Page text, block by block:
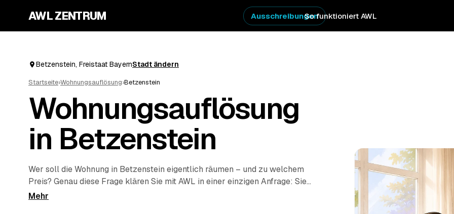
AWL ZENTRUM So funktioniert AWL
Ausschreibungen
Betzenstein, Freistaat BayernStadt ändern
Startseite›Wohnungsauflösung›Betzenstein
Wohnungsauflösung
in Betzenstein
Wer soll die Wohnung in Betzenstein eigentlich räumen – und zu welchem
Preis? Genau diese Frage klären Sie mit AWL in einer einzigen Anfrage: Sie
schildern den Umfang, mehrere geprüfte Anbieter aus Betzenstein und